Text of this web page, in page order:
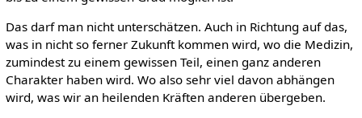
Das darf man nicht unterschätzen. Auch in Richtung auf das,
was in nicht so ferner Zukunft kommen wird, wo die Medizin,
zumindest zu einem gewissen Teil, einen ganz anderen
Charakter haben wird. Wo also sehr viel davon abhängen
wird, was wir an heilenden Kräften anderen übergeben.